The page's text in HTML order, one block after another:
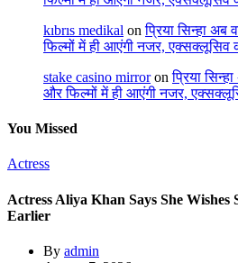
kıbrıs medikal onप्रिया सिन्हा अब
फिल्मों में ही आएंगी नजर, एक्सक्लूसिव
stake casino mirroronप्रिया
और फिल्मों में ही आएंगी नजर,
You Missed
Actress
Actress Aliya Khan Says She Wishes
Earlier
By admin